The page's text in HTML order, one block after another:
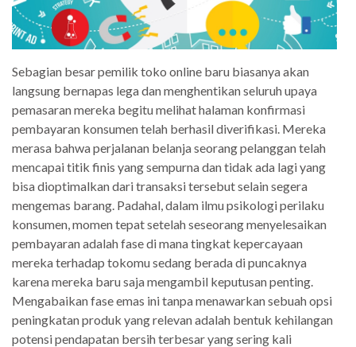
Sebagian besar pemilik toko online baru biasanya akan
langsung bernapas lega dan menghentikan seluruh upaya
pemasaran mereka begitu melihat halaman konfirmasi
pembayaran konsumen telah berhasil diverifikasi. Mereka
merasa bahwa perjalanan belanja seorang pelanggan telah
mencapai titik finis yang sempurna dan tidak ada lagi yang
bisa dioptimalkan dari transaksi tersebut selain segera
mengemas barang. Padahal, dalam ilmu psikologi perilaku
konsumen, momen tepat setelah seseorang menyelesaikan
pembayaran adalah fase di mana tingkat kepercayaan
mereka terhadap tokomu sedang berada di puncaknya
karena mereka baru saja mengambil keputusan penting.
Mengabaikan fase emas ini tanpa menawarkan sebuah opsi
peningkatan produk yang relevan adalah bentuk kehilangan
potensi pendapatan bersih terbesar yang sering kali